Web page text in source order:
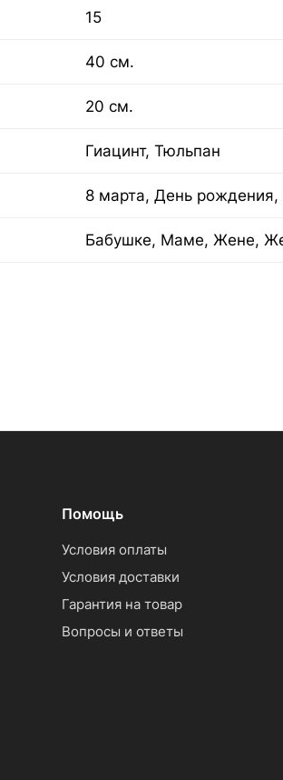
15
40 см.
20 см.
Гиацинт, Тюльпан
8 марта, День рождения,
Бабушке, Маме, Жене,
Помощь
Условия оплаты
Условия доставки
Гарантия на товар
Вопросы и ответы